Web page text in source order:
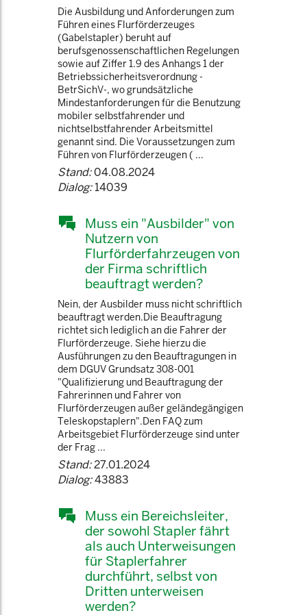
Die Ausbildung und Anforderungen zum
Führen eines Flurförderzeuges
(Gabelstapler) beruht auf
berufsgenossenschaftlichen Regelungen
sowie auf Ziffer 1.9 des Anhangs 1 der
Betriebssicherheitsverordnung -
BetrSichV-, wo grundsätzliche
Mindestanforderungen für die Benutzung
mobiler selbstfahrender und
nichtselbstfahrender Arbeitsmittel
genannt sind. Die Voraussetzungen zum
Führen von Flurförderzeugen ( ...
Stand:04.08.2024
Dialog:14039
Muss ein "Ausbilder" von
Nutzern von
Flurförderfahrzeugen von
der Firma schriftlich
beauftragt werden?
Nein, der Ausbilder muss nicht schriftlich
beauftragt werden.Die Beauftragung
richtet sich lediglich an die Fahrer der
Flurförderzeuge. Siehe hierzu die
Ausführungen zu den Beauftragungen in
dem DGUV Grundsatz 308-001
"Qualifizierung und Beauftragung der
Fahrerinnen und Fahrer von
Flurförderzeugen außer geländegängigen
Teleskopstaplern".Den FAQ zum
Arbeitsgebiet Flurförderzeuge sind unter
der Frag ...
Stand:27.01.2024
Dialog:43883
Muss ein Bereichsleiter,
der sowohl Stapler fährt
als auch Unterweisungen
für Staplerfahrer
durchführt, selbst von
Dritten unterweisen
werden?